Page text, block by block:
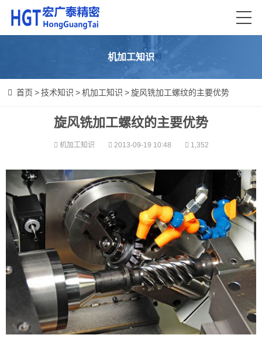
机加工知识
首页 >技术知识 >机加工知识 >旋风铣加工螺纹的主要优势
旋风铣加工螺纹的主要优势
机加工知识 2013-09-19 10:48 1,352